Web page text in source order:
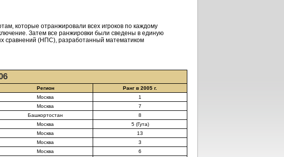
которые отранжировали всех игроков по каждому
Затем все ранжировки были сведены в единую
сравнений (НПС), разработанный математиком
Регион
Ранг в 2005 г.
Москва
1
Москва
7
Башкортостан
8
Москва
5 (Гута)
Москва
13
Москва
3
Москва
6